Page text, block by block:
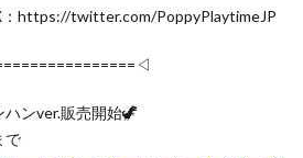
：https://twitter.com/PoppyPlaytimeJP
ンver.販売開始🦖
で